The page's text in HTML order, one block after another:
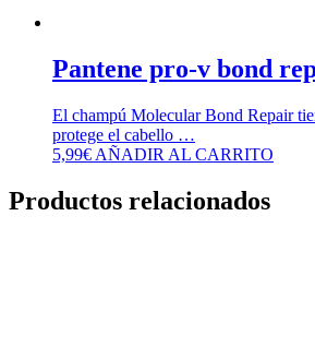
Pantene pro-v bond
El champú Molecular Bond Repair
protege el cabello …
5,99€ AÑADIR AL CARRITO
Productos relacionados